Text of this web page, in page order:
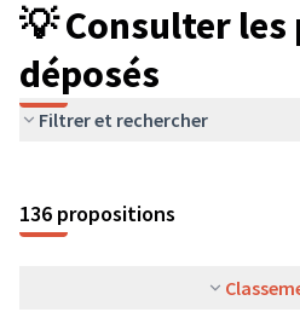
💡 Consulter
déposés
Filtrer et rechercher
136 propositions